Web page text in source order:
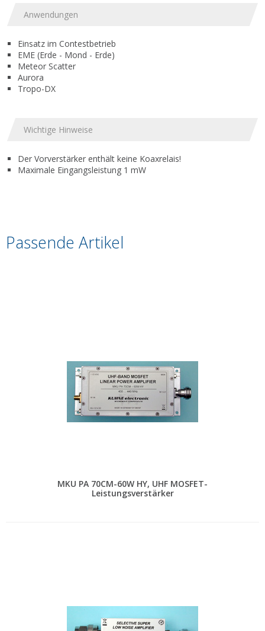
Anwendungen
Einsatz im Contestbetrieb
EME (Erde - Mond - Erde)
Meteor Scatter
Aurora
Tropo-DX
Wichtige Hinweise
Der Vorverstärker enthält keine Koaxrelais!
Maximale Eingangsleistung 1 mW
Passende Artikel
MKU PA 70CM-60W HY, UHF MOSFET-
Leistungsverstärker